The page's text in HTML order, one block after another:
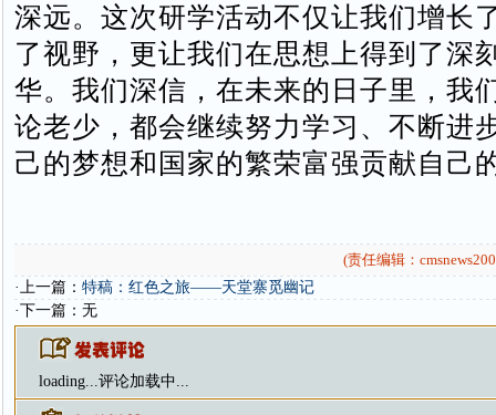
深远。这次研学活动不仅让我们增长
了视野，更让我们在思想上得到了深
华。我们深信，在未来的日子里，我
论老少，都会继续努力学习、不断进
己的梦想和国家的繁荣富强贡献自己
(责任编辑：
·上一篇： 特稿：红色之旅——天堂寨觅幽记
·下一篇：无
loading...评论加载中...